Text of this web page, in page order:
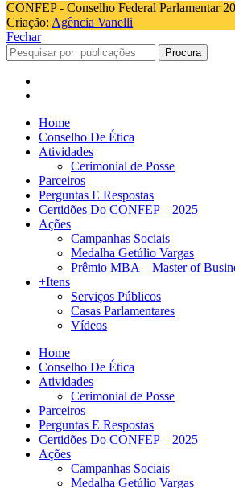
CONFEP - Conselho Federal Parlamentar
Criação: Agência Vanelli
Fechar
Procura
Home
Conselho De Ética
Atividades
Cerimonial de Posse
Parceiros
Perguntas E Respostas
Certidões Do CONFEP – 2025
Ações
Campanhas Sociais
Medalha Getúlio Vargas
Prêmio MBA – Master of
+Itens
Serviços Públicos
Casas Parlamentares
Vídeos
Home
Conselho De Ética
Atividades
Cerimonial de Posse
Parceiros
Perguntas E Respostas
Certidões Do CONFEP – 2025
Ações
Campanhas Sociais
Medalha Getúlio Vargas